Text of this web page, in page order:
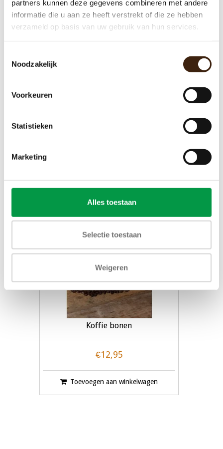
partners kunnen deze gegevens combineren met andere
informatie die u aan ze heeft verstrekt of die ze hebben
verzameld op basis van uw gebruik van hun services.
Noodzakelijk
Voorkeuren
Statistieken
Marketing
Alles toestaan
Selectie toestaan
Weigeren
Koffie bonen
€12,95
Toevoegen aan winkelwagen